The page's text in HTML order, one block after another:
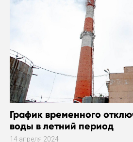
График временного
воды в летний период
14 апреля 2024